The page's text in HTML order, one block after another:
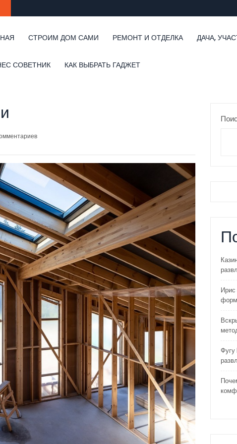
СТРОИМ ДОМ САМИ РЕМОНТ И ОТДЕЛКА ДАЧА,
СОВЕТНИК КАК ВЫБРАТЬ ГАДЖЕТ
Фугу